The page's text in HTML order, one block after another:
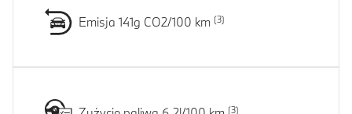
Emisja 141g CO2/100 km